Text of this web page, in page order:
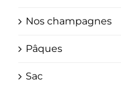
Nos champagnes
Pâques
Sac